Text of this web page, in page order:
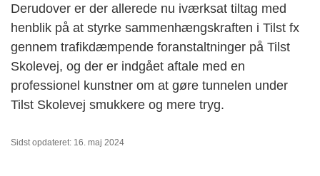
Derudover er der allerede nu iværksat tiltag med
henblik på at styrke sammenhængskraften i Tilst fx
gennem trafikdæmpende foranstaltninger på Tilst
Skolevej, og der er indgået aftale med en
professionel kunstner om at gøre tunnelen under
Tilst Skolevej smukkere og mere tryg.
Sidst opdateret: 16. maj 2024